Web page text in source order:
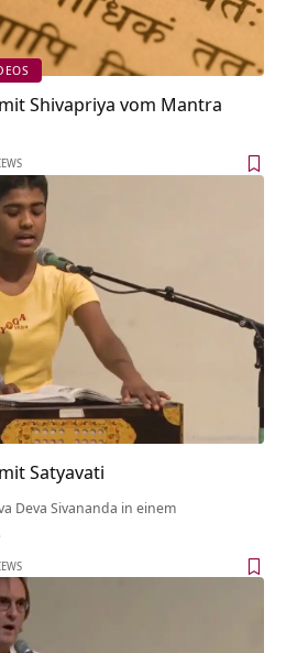
Shivapriya vom Mantra
Satyavati
Deva Sivananda in einem